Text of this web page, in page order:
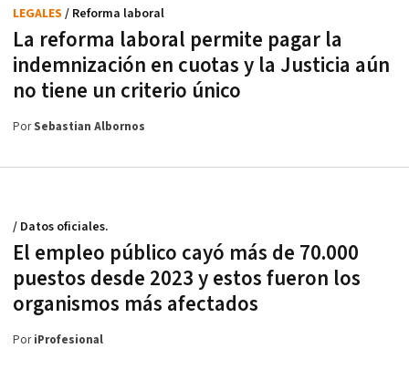
La reforma laboral permite pagar la
indemnización en cuotas y la Justicia aún
no tiene un criterio único
LEGALES / Reforma laboral
PorSebastian Albornos
El empleo público cayó más de 70.000
puestos desde 2023 y estos fueron los
organismos más afectados
/ Datos oficiales.
PoriProfesional